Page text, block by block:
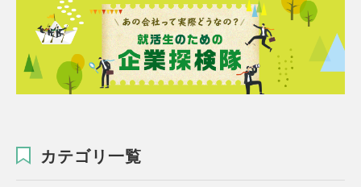
カテゴリ一覧